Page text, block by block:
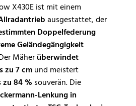
X430E ist mit einem
ausgestattet, der
Doppelfederung
Geländegängigkeit
Mäherüberwindet
zu 7 cmund meistert
zu 84 % souverän. Die
Lenkung in